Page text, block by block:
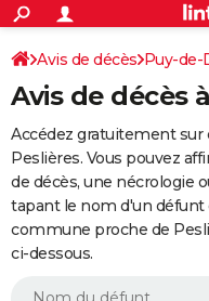
ACTUALITÉS
Politique
Société
Faits Divers
Education
Monde
Villes
+
SPORT
Coupe du monde 2026
Football
Tennis
Cyclisme
Rugby
Forum
Programme TV
TNT
Streaming
Cinéma
Sorties cinéma
Musique
+
FINANCE
Retraite
Epargne
Immobilier
Risques naturels par ville
Assurance
AUTO
Essais
Réserver un essai
Citadines
Berlines
SUV
Forum auto
+HIGH-TECH
BRICOLAGE
Avis de décès Puy-de-
Avis de décès
Accédez gratuitement sur
Peslières. Vous pouvez
de décès, une nécrologie
tapant le nom d'un défunt
commune proche de
ci-dessous.